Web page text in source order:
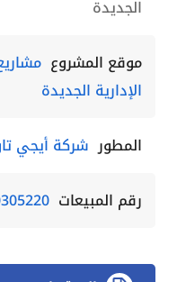
الجديدة
موقع المشروع
الإدارية الجديدة
المطور شركة أيجي
رقم المبيعات